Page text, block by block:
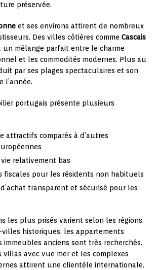
préservée.
et ses environs attirent de nombreux
Des villes côtières comme Cascais
mélange parfait entre le charme
et les commodités modernes. Plus au
par ses plages spectaculaires et son
l’année.
portugais présente plusieurs
attractifs comparés à d’autres
relativement bas
fiscales pour les résidents non habituels
transparent et sécurisé pour les
les plus prisés varient selon les régions.
villes historiques, les appartements
immeubles anciens sont très recherchés.
avec vue mer et les complexes
attirent une clientèle internationale.